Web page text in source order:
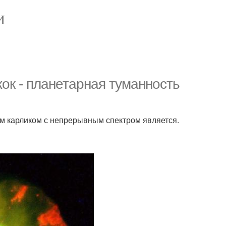
- планетарная туманность
карликом с непрерывным спектром является.